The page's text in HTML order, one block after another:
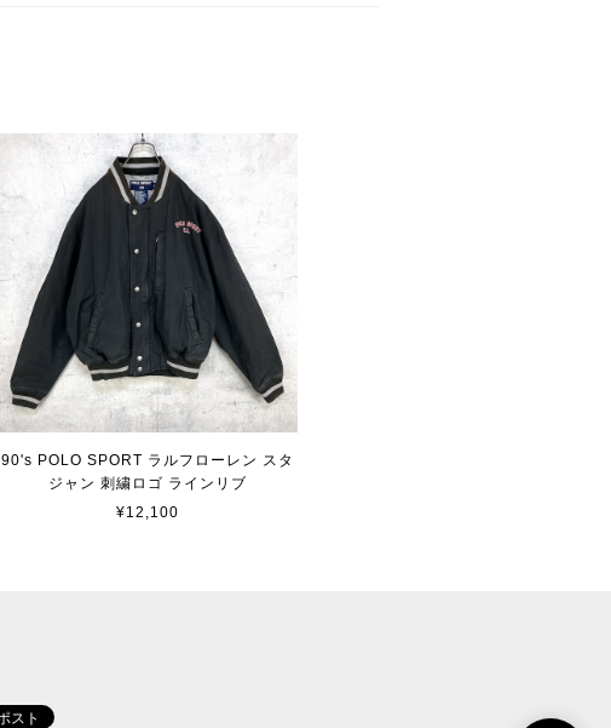
90's POLO SPORT ラルフローレン スタ
ジャン 刺繍ロゴ ラインリブ
¥12,100